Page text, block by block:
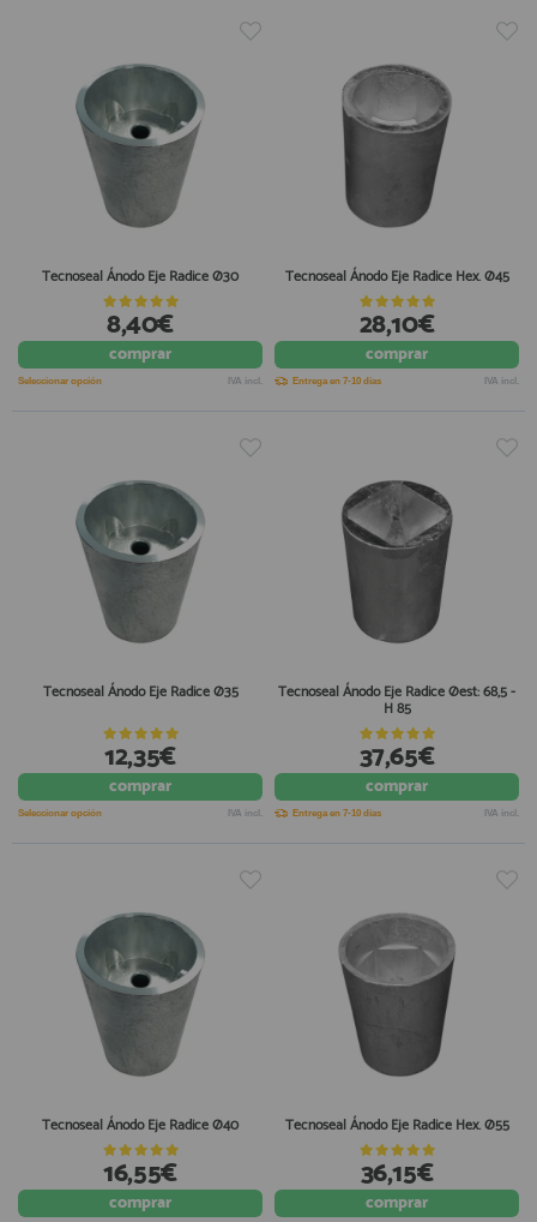
Tecnoseal Ánodo Eje Radice Ø30
8,40€
comprar
Seleccionar opción IVA incl.
Tecnoseal Ánodo Eje Radice Hex. Ø45
28,10€
comprar
Entrega en 7-10 días IVA incl.
Tecnoseal Ánodo Eje Radice Ø35
12,35€
comprar
Seleccionar opción IVA incl.
Tecnoseal Ánodo Eje Radice Øest: 68,5 -
H 85
37,65€
comprar
Entrega en 7-10 días IVA incl.
Tecnoseal Ánodo Eje Radice Ø40
16,55€
comprar
Tecnoseal Ánodo Eje Radice Hex. Ø55
36,15€
comprar